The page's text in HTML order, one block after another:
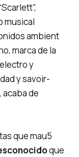
musical
ambient
marca de la
y
ysavoir-
de
que mau5
que